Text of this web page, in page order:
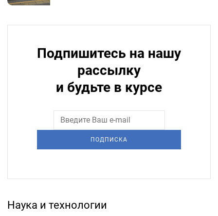
Подпишитесь на нашу
рассылку
и будьте в курсе
ПОДПИСКА
Наука и технологии